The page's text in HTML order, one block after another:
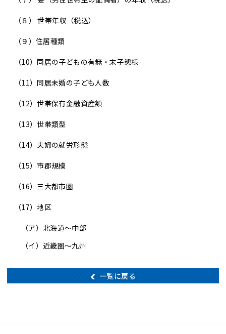
（８）世帯年収（税込）
（９）住居種類
（10） 同居の子どもの有無・末子態様
（11） 同居未婚の子ども人数
（12）世帯保有金融資産額
（13）世帯類型
（14）夫婦の就労形態
（15）市郡規模
（16）三大都市圏
（17）地区
（ア）北海道～中部
（イ） 近畿圏～九州
一覧に戻る